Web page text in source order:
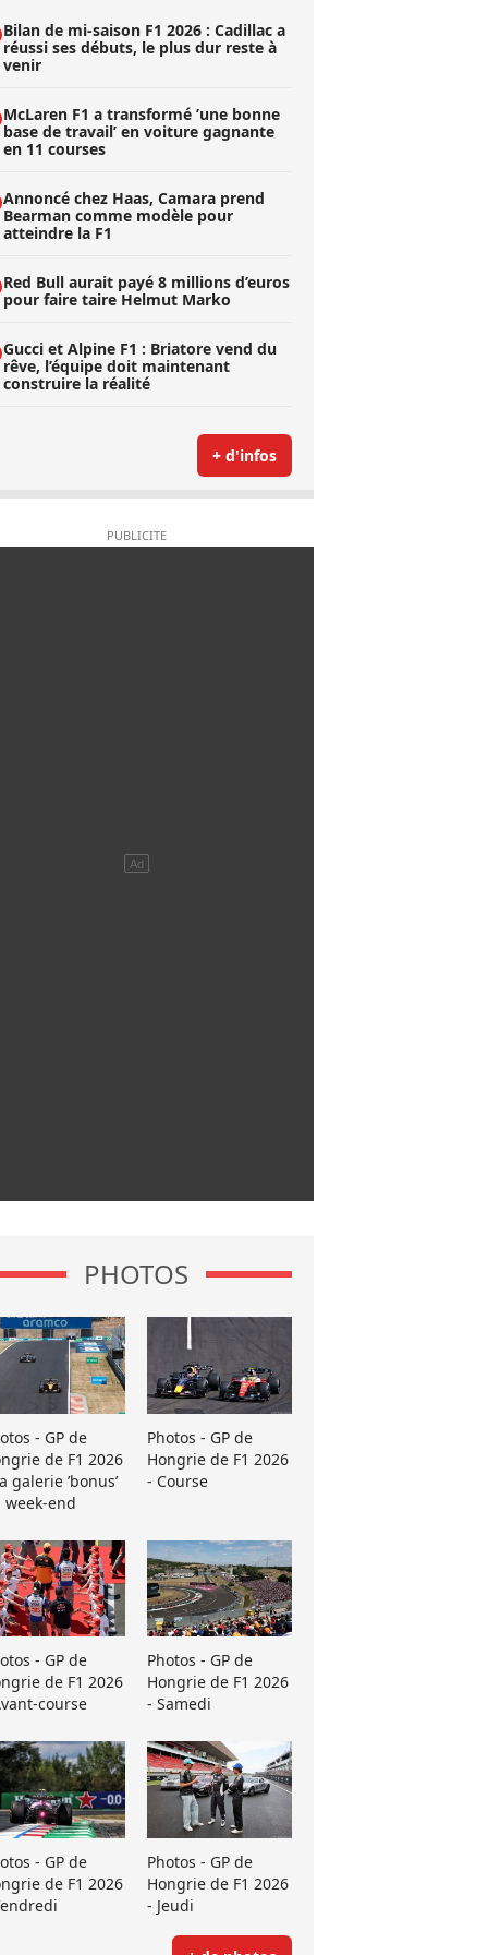
Bilan de mi-saison F1 2026 : Cadillac a
réussi ses débuts, le plus dur reste à
venir
McLaren F1 a transformé ’une bonne
base de travail’ en voiture gagnante
en 11 courses
Annoncé chez Haas, Camara prend
Bearman comme modèle pour
atteindre la F1
Red Bull aurait payé 8 millions d’euros
pour faire taire Helmut Marko
Gucci et Alpine F1 : Briatore vend du
rêve, l’équipe doit maintenant
construire la réalité
+ d'infos
PHOTOS
- GP de
de F1 2026
galerie ’bonus’
week-end
Photos - GP de
Hongrie de F1 2026
- Course
- GP de
de F1 2026
course
Photos - GP de
Hongrie de F1 2026
- Samedi
- GP de
de F1 2026
Photos - GP de
Hongrie de F1 2026
- Jeudi